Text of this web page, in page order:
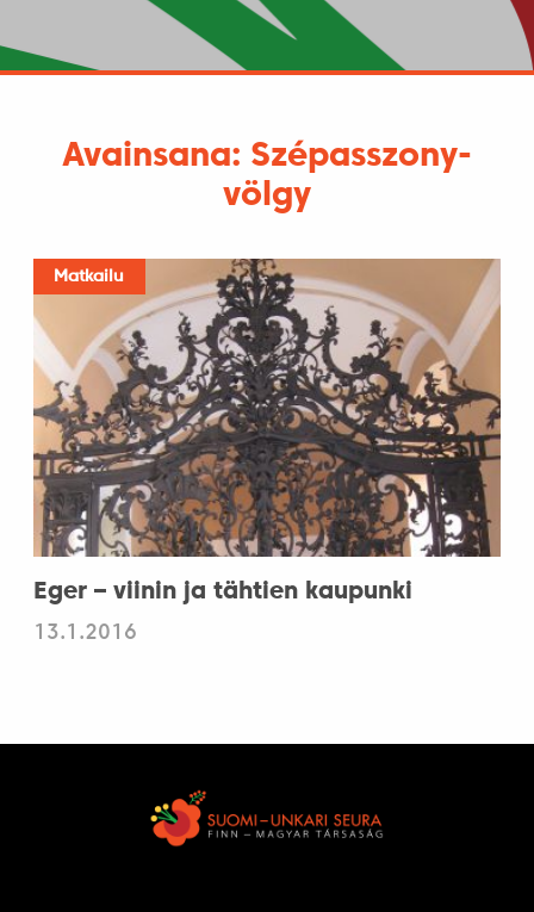
Avainsana: Szépasszony-
völgy
Matkailu
Eger – viinin ja tähtien kaupunki
13.1.2016